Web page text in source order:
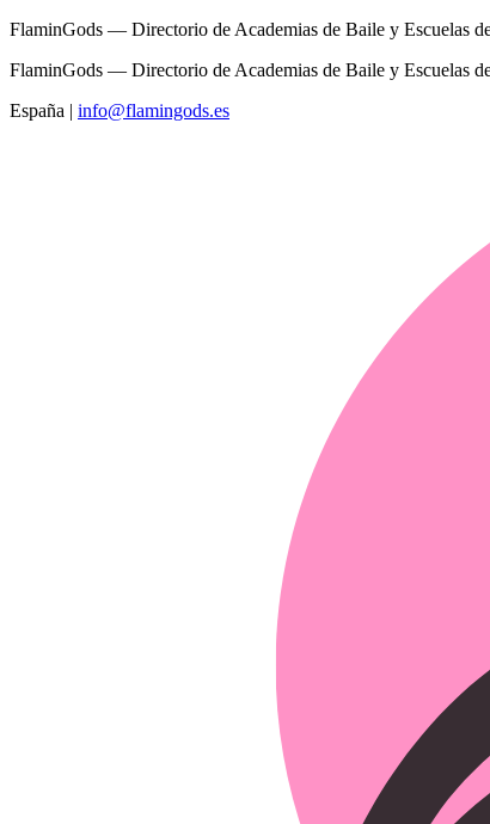
FlaminGods — Directorio de Academias de Baile y Escuelas
FlaminGods — Directorio de Academias de Baile y Escuelas
España | info@flamingods.es